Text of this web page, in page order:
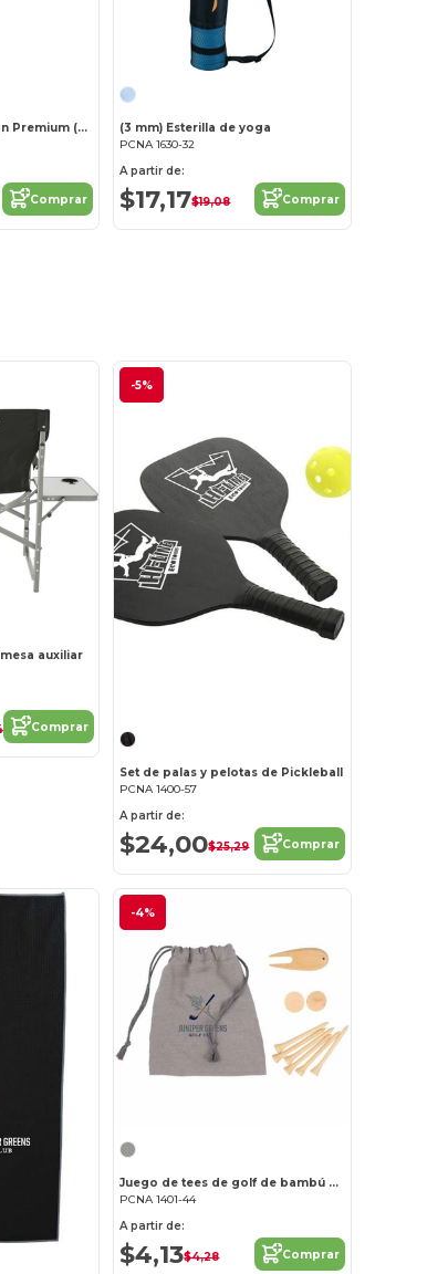
Esterilla de yoga Align Premium (6 mm)
Comprar
(3 mm) Esterilla de yoga
PCNA 1630-32
A partir de:
$17,17$19,08 Comprar
auxiliar
Comprar
-5%
Set de palas y pelotas de Pickleball
PCNA 1400-57
A partir de:
$24,00$25,29 Comprar
-4%
Juego de tees de golf de bambú con bolsa reciclada
PCNA 1401-44
A partir de:
$4,13$4,28 Comprar